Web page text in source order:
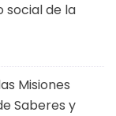
social de la
Misiones
Saberes y